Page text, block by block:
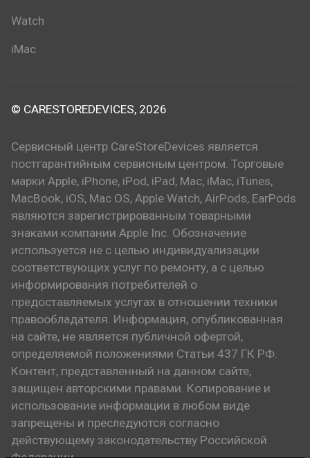
Watch
iMac
© CARESTOREDEVICES, 2026
Сервисный центр CareStoreDevices является
постгарантийным сервисным центром. Торговые
марки Apple, iPhone, iPod, iPad, Mac, iMac, iTunes,
MacBook, iOS, Mac OS, Apple Watch, AirPods, EarPods
являются зарегистрированным товарными
знаками компании Apple Inc. Обозначение
используется не с целью индивидуализации
соответствующих услуг по ремонту, а с целью
информирования потребителей о
предоставляемых услугах в отношении техники
правообладателя. Информация, опубликованная
на сайте, не является публичной офертой,
определяемой положениями Статьи 437 ГК РФ.
Контент, представленный на данном сайте,
защищен авторскими правами. Копирование и
использование информации в любом виде
запрещены и преследуются согласно
действующему законодательству Российской